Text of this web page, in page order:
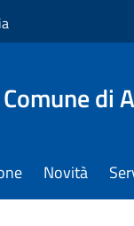
Comune di
Novità